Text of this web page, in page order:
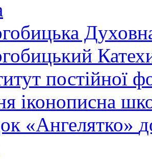
постійної
іконописна
«Ангелятко»